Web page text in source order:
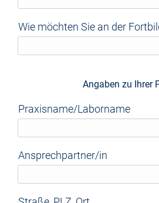
Wie möchten Sie an der
Angaben zu Ihrer
Praxisname/Laborname
Ansprechpartner/in